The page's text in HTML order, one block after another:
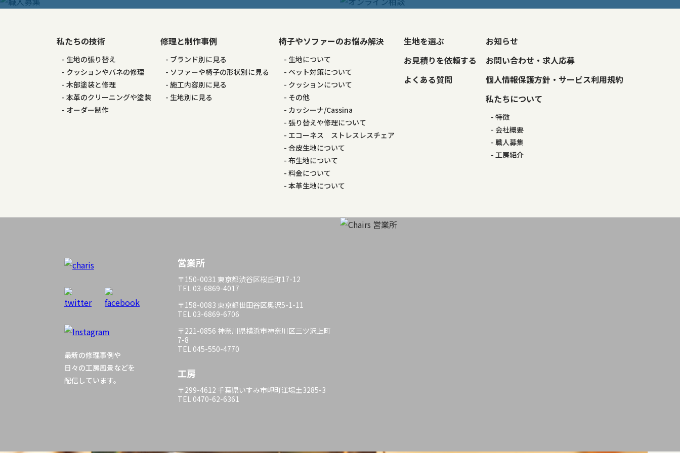
私たちの技術
生地の張り替え
クッションやバネの修理
木部塗装と修理
本革のクリーニングや塗装
オーダー制作
修理と制作事例
ブランド別に見る
ソファーや椅子の形状別に見る
施工内容別に見る
生地別に見る
椅子やソファーのお悩み解決
生地について
ペット対策について
クッションについて
その他
カッシーナ/Cassina
張り替えや修理について
エコーネス ストレスレスチェア
合皮生地について
布生地について
料金について
本革生地について
生地を選ぶ
お見積りを依頼する
よくある質問
お知らせ
お問い合わせ・求人応募
個人情報保護方針・サービス利用規約
私たちについて
特徴
会社概要
職人募集
工房紹介
最新の修理事例や
日々の工房風景などを
配信しています。
営業所
〒150-0031 東京都渋谷区桜丘町17-12
TEL 03-6869-4017
〒158-0083 東京都世田谷区奥沢5-1-11
TEL 03-6869-6706
〒221-0856 神奈川県横浜市神奈川区三ツ沢上町
7-8
TEL 045-550-4770
工房
〒299-4612 千葉県いすみ市岬町江場土3285-3
TEL 0470-62-6361